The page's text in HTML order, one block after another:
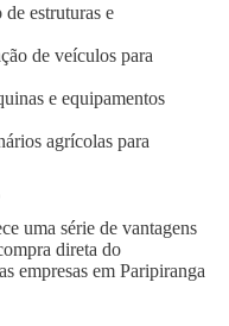
estruturas e
de veículos para
e equipamentos
agrícolas para
uma série de vantagens
direta do
empresas em Paripiranga